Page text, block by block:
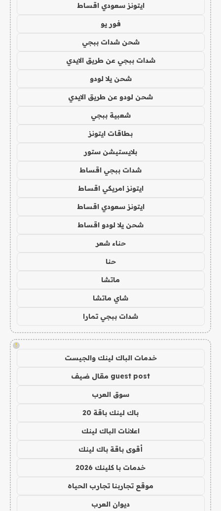
ايتونز سعودي اقساط
فور يو
شحن شدات ببجي
شدات ببجي عن طريق الايدي
شحن يلا لودو
شحن لودو عن طريق الايدي
شعبية ببجي
بطاقات ايتونز
بلايستيشن ستور
شدات ببجي اقساط
ايتونز امريكي اقساط
ايتونز سعودي اقساط
شحن يلا لودو اقساط
حناء شعر
حنا
ماتشا
شاي ماتشا
شدات ببجي تمارا
!
خدمات الباك لينك والجيست
guest post مقال ضيف
سوق العرب
باك لينك باقة 20
اعلانات الباك لينك
أقوى باقة باك لينك
خدمات با كلينك 2026
موقع تجاربنا تجارب الحياه
ديوان العرب